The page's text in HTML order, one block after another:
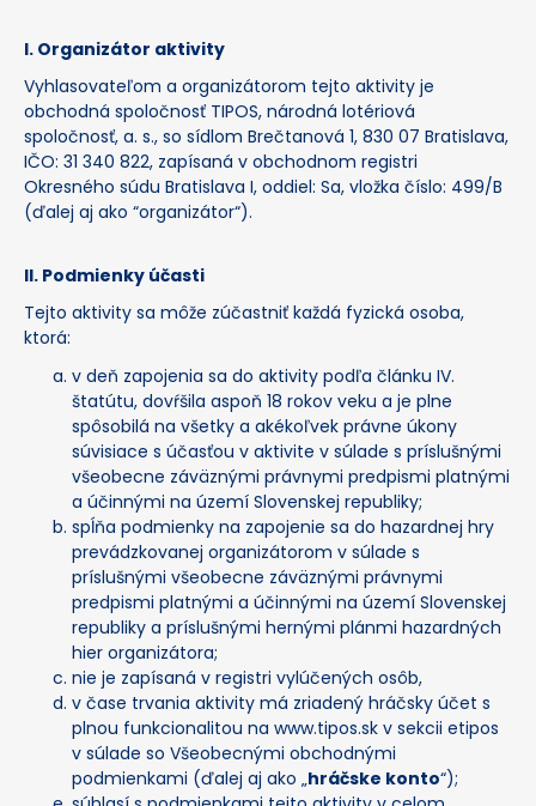
I. Organizátor aktivity
Vyhlasovateľom a organizátorom tejto aktivity je
obchodná spoločnosť TIPOS, národná lotériová
spoločnosť, a. s., so sídlom Brečtanová 1, 830 07 Bratislava,
IČO: 31 340 822, zapísaná v obchodnom registri
Okresného súdu Bratislava I, oddiel: Sa, vložka číslo: 499/B
(ďalej aj ako “organizátor“).
II. Podmienky účasti
Tejto aktivity sa môže zúčastniť každá fyzická osoba,
ktorá:
v deň zapojenia sa do aktivity podľa článku IV.
štatútu, dovŕšila aspoň 18 rokov veku a je plne
spôsobilá na všetky a akékoľvek právne úkony
súvisiace s účasťou v aktivite v súlade s príslušnými
všeobecne záväznými právnymi predpismi platnými
a účinnými na území Slovenskej republiky;
spĺňa podmienky na zapojenie sa do hazardnej hry
prevádzkovanej organizátorom v súlade s
príslušnými všeobecne záväznými právnymi
predpismi platnými a účinnými na území Slovenskej
republiky a príslušnými hernými plánmi hazardných
hier organizátora;
nie je zapísaná v registri vylúčených osôb,
v čase trvania aktivity má zriadený hráčsky účet s
plnou funkcionalitou na www.tipos.sk v sekcii etipos
v súlade so Všeobecnými obchodnými
podmienkami (ďalej aj ako „hráčske konto“);